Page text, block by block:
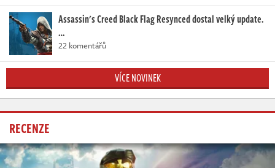
Assassin's Creed Black Flag Resynced dostal velký update.
…
22 komentářů
VÍCE NOVINEK
RECENZE